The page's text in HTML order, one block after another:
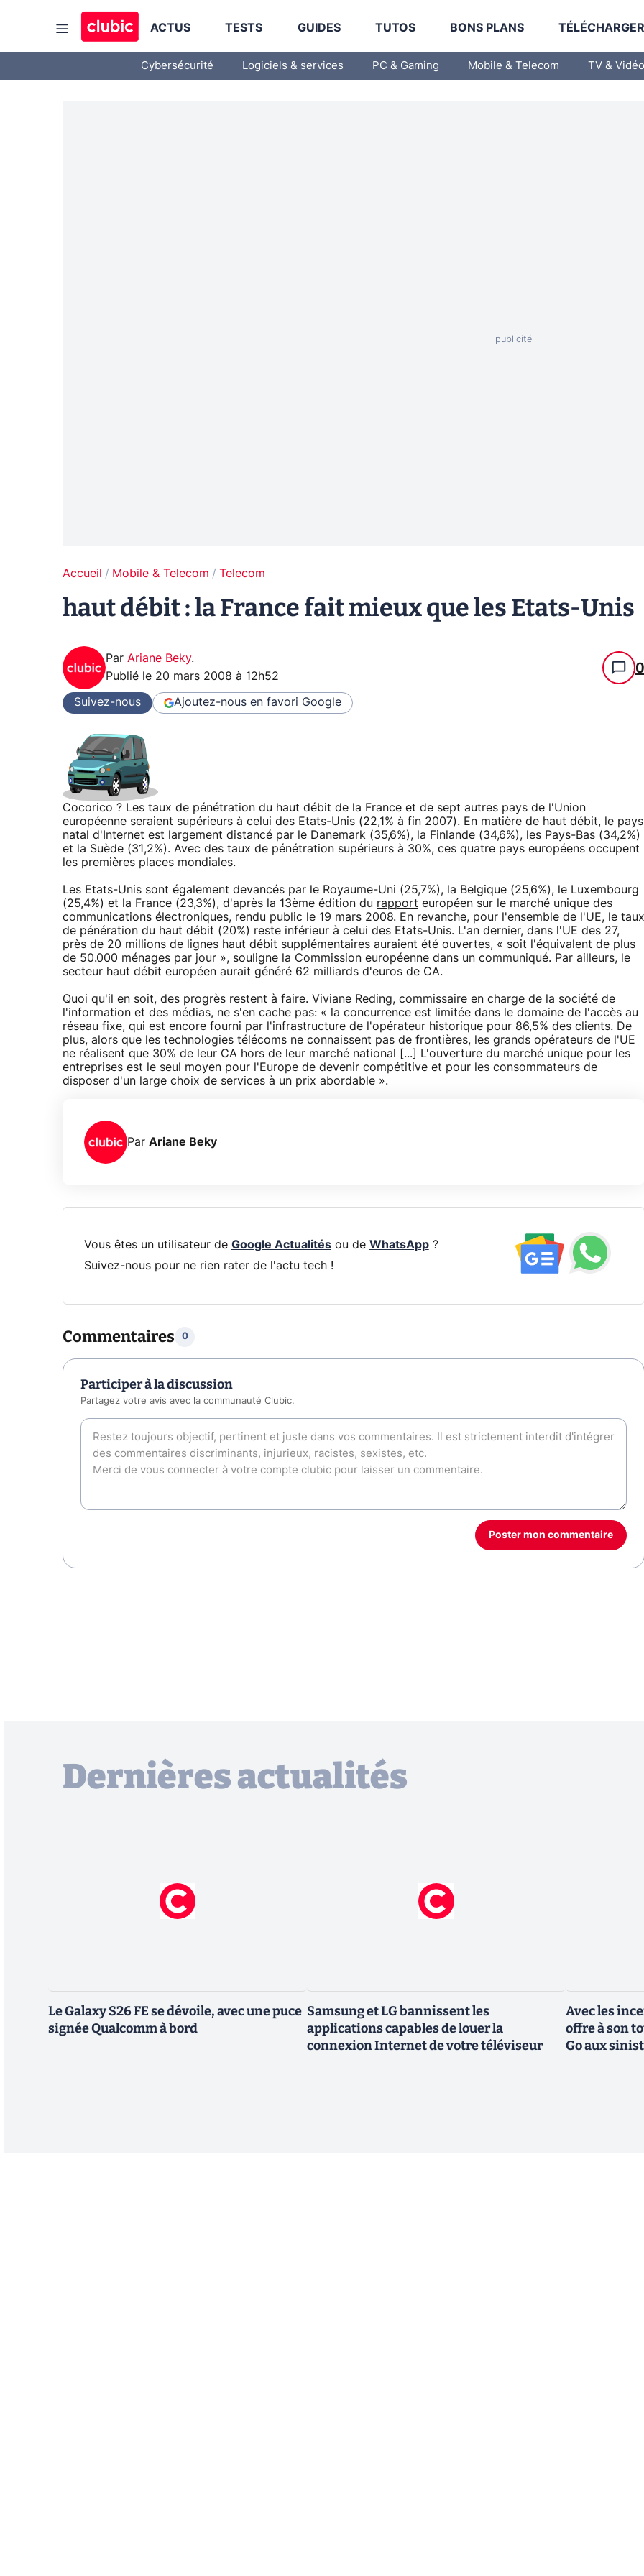
ACTUS TESTS GUIDES TUTOS BONS PLANS
Cybersécurité Logiciels & services PC & Gaming Mobile & Telecom TV & Vidéo
Accueil Mobile & Telecom Telecom
haut débit : la France fait mieux que les Etats-Unis
Par Ariane Beky.
Publié le 20 mars 2008 à 12h52 0
Suivez-nous Ajoutez-nous en favori Google
Cocorico ? Les taux de pénétration du haut débit de la France et de sept autres pays de l'Union
européenne seraient supérieurs à celui des Etats-Unis (22,1% à fin 2007). En matière de haut débit, le pays
natal d'Internet est largement distancé par le Danemark (35,6%), la Finlande (34,6%), les Pays-Bas (34,2%)
et la Suède (31,2%). Avec des taux de pénétration supérieurs à 30%, ces quatre pays européens occupent
les premières places mondiales.
Les Etats-Unis sont également devancés par le Royaume-Uni (25,7%), la Belgique (25,6%), le Luxembourg
(25,4%) et la France (23,3%), d'après la 13ème édition du rapport européen sur le marché unique des
communications électroniques, rendu public le 19 mars 2008. En revanche, pour l'ensemble de l'UE, le taux
de pénération du haut débit (20%) reste inférieur à celui des Etats-Unis. L'an dernier, dans l'UE des 27,
près de 20 millions de lignes haut débit supplémentaires auraient été ouvertes, « soit l'équivalent de plus
de 50.000 ménages par jour », souligne la Commission européenne dans un communiqué. Par ailleurs, le
secteur haut débit européen aurait généré 62 milliards d'euros de CA.
Quoi qu'il en soit, des progrès restent à faire. Viviane Reding, commissaire en charge de la société de
l'information et des médias, ne s'en cache pas: « la concurrence est limitée dans le domaine de l'accès au
réseau fixe, qui est encore fourni par l'infrastructure de l'opérateur historique pour 86,5% des clients. De
plus, alors que les technologies télécoms ne connaissent pas de frontières, les grands opérateurs de l'UE
ne réalisent que 30% de leur CA hors de leur marché national [...] L'ouverture du marché unique pour les
entreprises est le seul moyen pour l'Europe de devenir compétitive et pour les consommateurs de
disposer d'un large choix de services à un prix abordable ».
Par Ariane Beky
Vous êtes un utilisateur de Google Actualitésou de WhatsApp?
Suivez-nous pour ne rien rater de l'actu tech !
Commentaires 0
Participer à la discussion
Partagez votre avis avec la communauté Clubic.
Poster mon commentaire
Dernières actualités
Le Galaxy S26 FE se dévoile, avec une puce
signée Qualcomm à bord
Samsung et LG bannissent les
applications capables de louer la
connexion Internet de votre téléviseur
Avec les
offre à son
Go aux